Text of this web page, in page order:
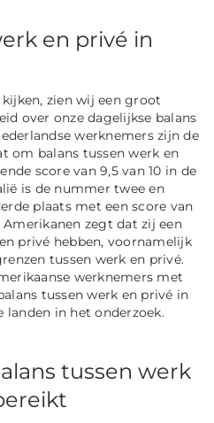
en privé in
zien wij een groot
over onze dagelijkse balans
werknemers zijn de
om balans tussen werk en
score van 9,5 van 10 in de
is de nummer twee en
plaats met een score van
zegt dat zij een
privé hebben, voornamelijk
tussen werk en privé.
werknemers met
tussen werk en privé in
in het onderzoek.
tussen werk